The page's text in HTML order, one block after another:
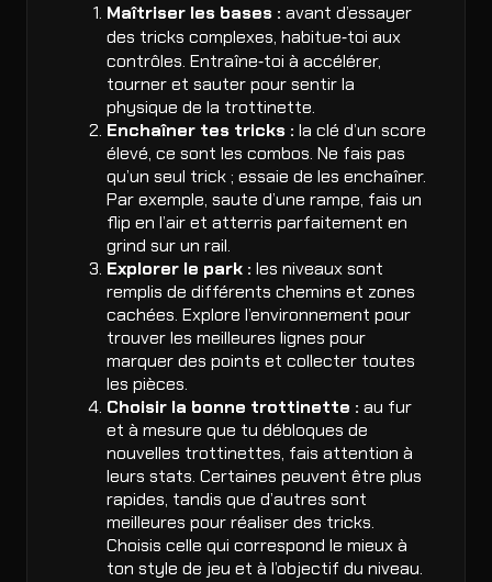
Maîtriser les bases : avant d’essayer
des tricks complexes, habitue‑toi aux
contrôles. Entraîne‑toi à accélérer,
tourner et sauter pour sentir la
physique de la trottinette.
Enchaîner tes tricks : la clé d’un score
élevé, ce sont les combos. Ne fais pas
qu’un seul trick ; essaie de les enchaîner.
Par exemple, saute d’une rampe, fais un
flip en l’air et atterris parfaitement en
grind sur un rail.
Explorer le park : les niveaux sont
remplis de différents chemins et zones
cachées. Explore l’environnement pour
trouver les meilleures lignes pour
marquer des points et collecter toutes
les pièces.
Choisir la bonne trottinette : au fur
et à mesure que tu débloques de
nouvelles trottinettes, fais attention à
leurs stats. Certaines peuvent être plus
rapides, tandis que d’autres sont
meilleures pour réaliser des tricks.
Choisis celle qui correspond le mieux à
ton style de jeu et à l’objectif du niveau.